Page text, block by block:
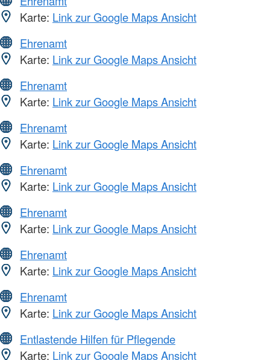
Karte: Link zur Google Maps Ansicht
Ehrenamt
Karte: Link zur Google Maps Ansicht
Ehrenamt
Karte: Link zur Google Maps Ansicht
Ehrenamt
Karte: Link zur Google Maps Ansicht
Ehrenamt
Karte: Link zur Google Maps Ansicht
Ehrenamt
Karte: Link zur Google Maps Ansicht
Ehrenamt
Karte: Link zur Google Maps Ansicht
Ehrenamt
Karte: Link zur Google Maps Ansicht
Entlastende Hilfen für Pflegende
Karte: Link zur Google Maps Ansicht